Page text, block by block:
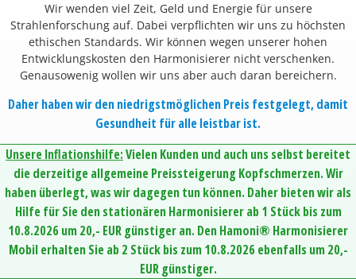
Wir wenden viel Zeit, Geld und Energie für unsere
Strahlenforschung auf. Dabei verpflichten wir uns zu höchsten
ethischen Standards. Wir können wegen unserer hohen
Entwicklungskosten den Harmonisierer nicht verschenken.
Genausowenig wollen wir uns aber auch daran bereichern.
Daher haben wir den niedrigstmöglichen Preis festgelegt, damit
Gesundheit für alle leistbar ist.
Unsere Inflationshilfe:Vielen Kunden und auch uns selbst bereitet
die derzeitige allgemeine Preissteigerung Kopfschmerzen. Wir
haben überlegt, was wir dagegen tun können. Daher bieten wir als
Hilfe für Sie den stationären Harmonisierer ab 1 Stück bis zum
10.8.2026 um 20,- EUR günstiger an. Den Hamoni® Harmonisierer
Mobil erhalten Sie ab 2 Stück bis zum 10.8.2026 ebenfalls um 20,-
EUR günstiger.